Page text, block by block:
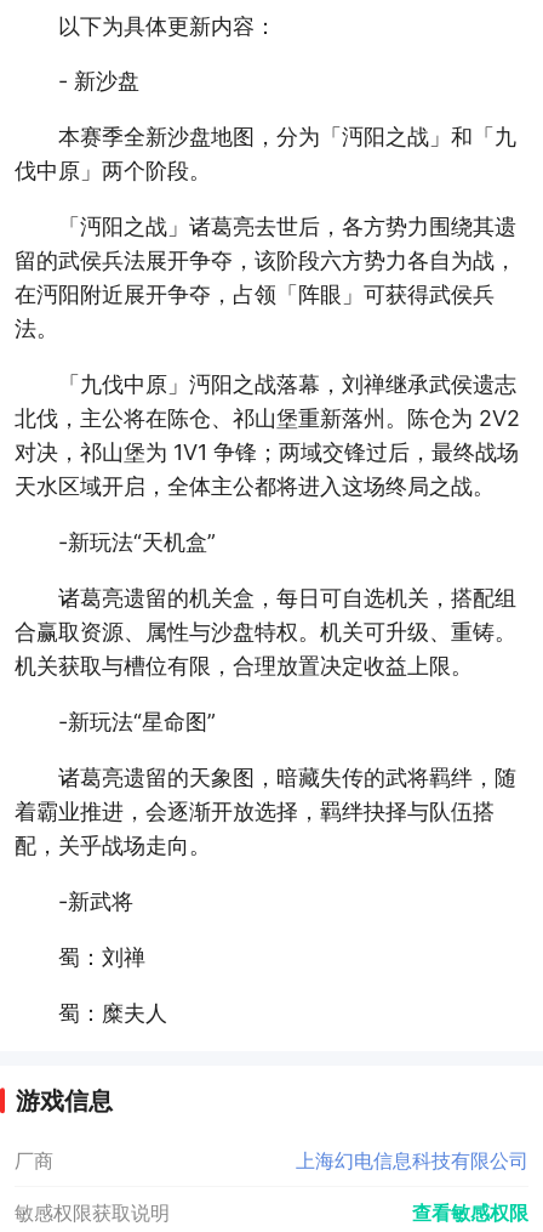
以下为具体更新内容：
- 新沙盘
本赛季全新沙盘地图，分为「沔阳之战」和「九
伐中原」两个阶段。
「沔阳之战」诸葛亮去世后，各方势力围绕其遗
留的武侯兵法展开争夺，该阶段六方势力各自为战，
在沔阳附近展开争夺，占领「阵眼」可获得武侯兵
法。
「九伐中原」沔阳之战落幕，刘禅继承武侯遗志
北伐，主公将在陈仓、祁山堡重新落州。陈仓为 2V2
对决，祁山堡为 1V1 争锋；两域交锋过后，最终战场
天水区域开启，全体主公都将进入这场终局之战。
-新玩法“天机盒”
诸葛亮遗留的机关盒，每日可自选机关，搭配组
合赢取资源、属性与沙盘特权。机关可升级、重铸。
机关获取与槽位有限，合理放置决定收益上限。
-新玩法“星命图”
诸葛亮遗留的天象图，暗藏失传的武将羁绊，随
着霸业推进，会逐渐开放选择，羁绊抉择与队伍搭
配，关乎战场走向。
-新武将
蜀：刘禅
蜀：糜夫人
游戏信息
厂商 上海幻电信息科技有限公司
敏感权限获取说明 查看敏感权限